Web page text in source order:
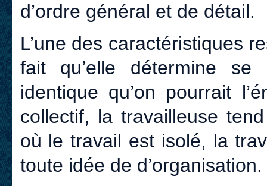
d’ordre général et de détail.
L’une des caractéristiques
fait qu’elle détermine
identique qu’on pourrait
collectif, la travailleuse
où le travail est isolé, la
toute idée de d’organisation.